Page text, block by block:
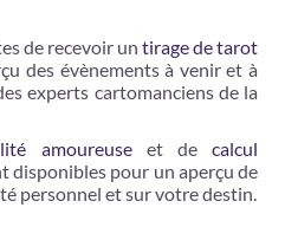
de recevoir un tirage de tarot
des évènements à venir et à
experts cartomanciens de la
amoureuse et decalcul
disponibles pour un aperçu de
personnel et sur votre destin.